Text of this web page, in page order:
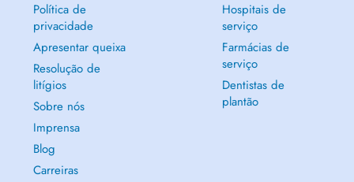
Política de
privacidade
Apresentar queixa
Resolução de
litígios
Sobre nós
Imprensa
Blog
Carreiras
Hospitais de
serviço
Farmácias de
serviço
Dentistas de
plantão